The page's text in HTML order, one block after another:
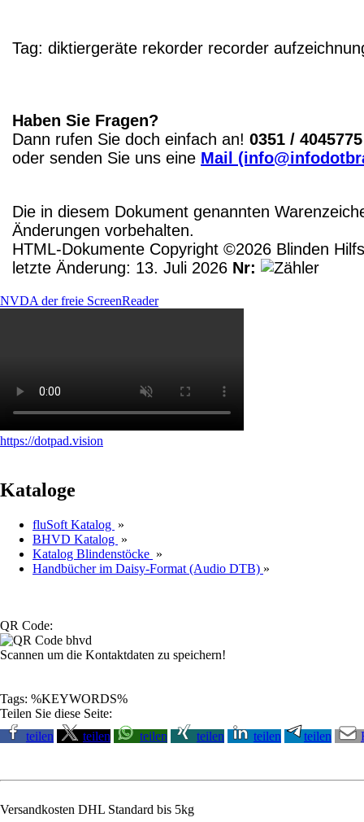
Tag: diktiergeräte rekorder recorder
Haben Sie Fragen?
Dann rufen Sie doch einfach an! 0351 / 4045775
oder senden Sie uns eine Mail
Die in diesem Dokument genannten
Änderungen vorbehalten.
HTML-Dokumente Copyright ©2026 Blinden
letzte Änderung: 13. Juli 2026 Nr:
NVDA der freie ScreenReader
https://dotpad.vision
Kataloge
fluSoft Katalog »
BHVD Katalog »
Katalog Blindenstöcke »
Handbücher im Daisy-Format (Audio DTB) »
QR Code:
Scannen um die Kontaktdaten zu speichern!
Tags: %KEYWORDS%
Teilen Sie diese Seite:
teilen
teilen teilen teilen teilen teilen
Versandkosten DHL Standard bis 5kg